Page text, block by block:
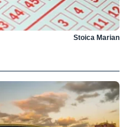
Stoica Marian